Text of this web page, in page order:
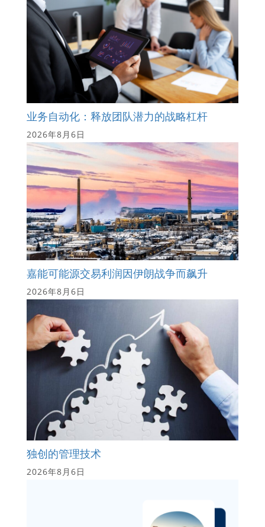
业务自动化：释放团队潜力的战略杠杆
2026年8月6日
嘉能可能源交易利润因伊朗战争而飙升
2026年8月6日
独创的管理技术
2026年8月6日